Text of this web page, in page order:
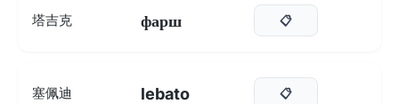
塔吉克 фарш 📋
塞佩迪 lebato 📋